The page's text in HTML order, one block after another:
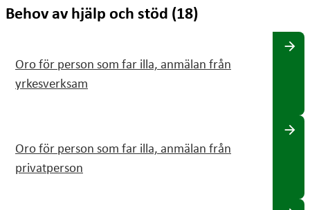
Behov av hjälp och stöd (18)
Oro för person som far illa, anmälan från
yrkesverksam
arrow_forward
Oro för person som far illa, anmälan från
privatperson
arrow_forward